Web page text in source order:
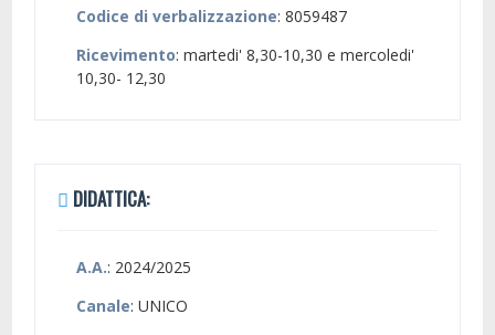
Codice di verbalizzazione: 8059487
Ricevimento: martedi' 8,30-10,30 e mercoledi'
10,30- 12,30
DIDATTICA:
A.A.: 2024/2025
Canale: UNICO